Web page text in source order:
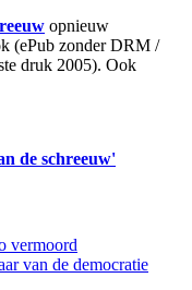
opnieuw
(ePub zonder DRM /
druk 2005). Ook
de schreeuw'
vermoord
van de democratie